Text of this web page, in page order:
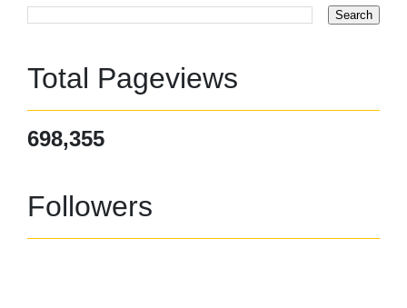
Total Pageviews
698,355
Followers